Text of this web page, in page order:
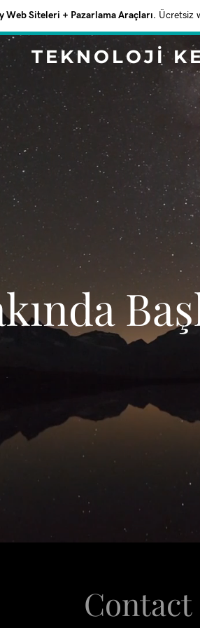
Web Siteleri + Pazarlama Araçları. Ücretsiz
TEKNOLOJI
Contact